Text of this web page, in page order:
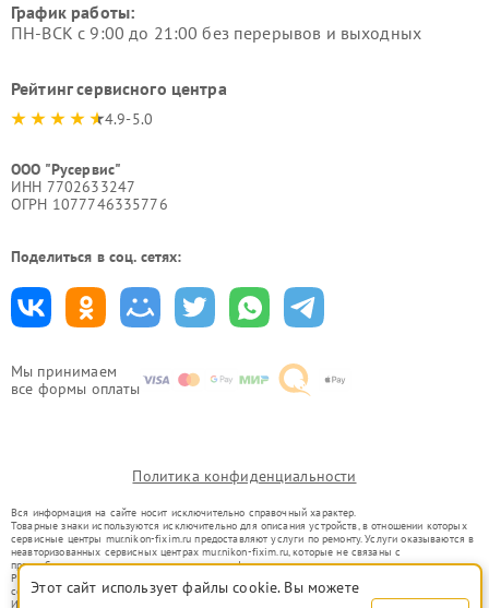
Мы принимаем
все формы оплаты
График работы:
ПН-ВСК с 9:00 до 21:00 без перерывов и выходных
Рейтинг сервисного центра
4.9-5.0
ООО "Русервис"
ИНН 7702633247
ОГРН 1077746335776
Поделиться в соц. сетях:
Политика конфиденциальности
Вся информация на сайте носит исключительно справочный характер.
Товарные знаки используются исключительно для описания устройств, в отношении которых
сервисные центры mur.nikon-fixim.ru предоставляют услуги по ремонту. Услуги оказываются в
неавторизованных сервисных центрах mur.nikon-fixim.ru, которые не связаны с
правообладателями товарных знаков или их официальными представителями.
Ремонт осуществляется для устройств, уже введенных в гражданский оборот в соответствии
со статьей 1487 ГК РФ.
Использование товарных знаков не преследует цели индивидуализации услуг или введения
Этот сайт использует файлы cookie. Вы можете